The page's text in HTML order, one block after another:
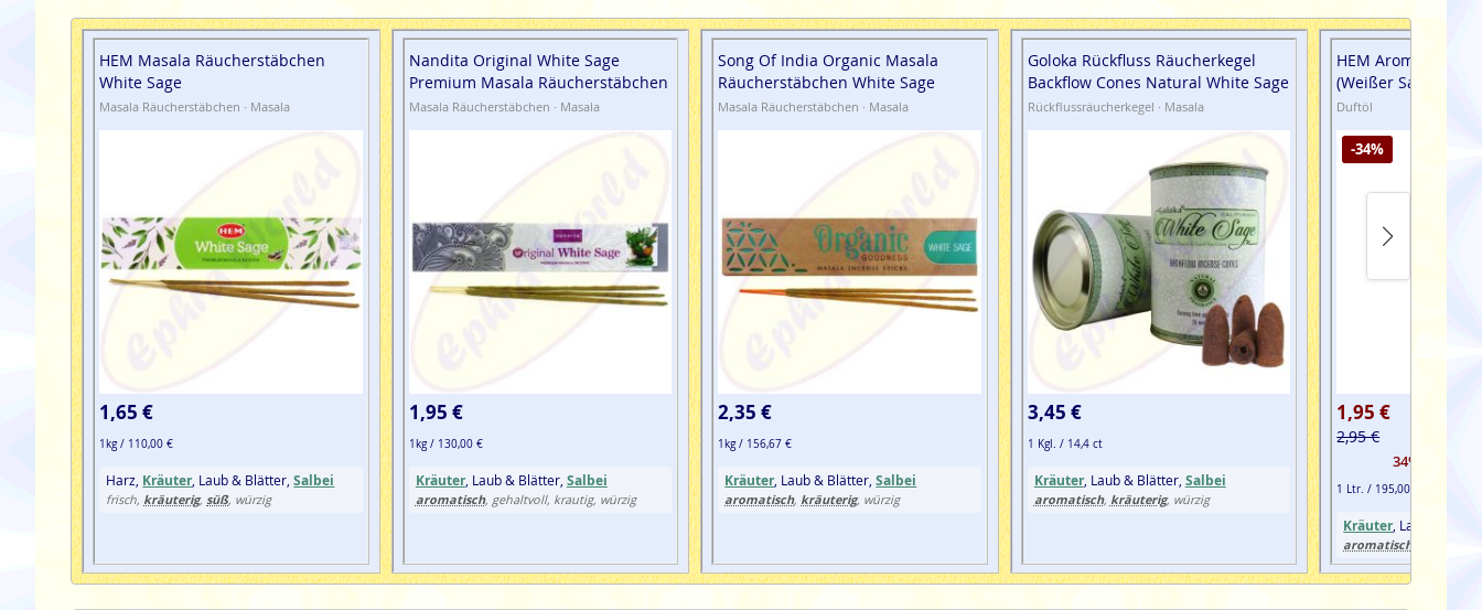
HEM Masala Räucherstäbchen
White Sage
Masala Räucherstäbchen · Masala
1,65 €
1kg / 110,00 €
Harz, Kräuter, Laub & Blätter,Salbei
frisch, kräuterig,süß, würzig
Nandita Original White Sage
Premium Masala Räucherstäbchen
Masala Räucherstäbchen · Masala
1,95 €
1kg / 130,00 €
Kräuter, Laub & Blätter, Salbei
aromatisch, gehaltvoll, krautig, würzig
Song Of India Organic Masala
Räucherstäbchen White Sage
Masala Räucherstäbchen · Masala
2,35 €
1kg / 156,67 €
Kräuter, Laub & Blätter,Salbei
aromatisch, kräuterig, würzig
Goloka Rückfluss Räucherkegel
Backflow Cones Natural White Sage
Rückflussräucherkegel · Masala
3,45 €
1 Kgl. / 14,4 ct
Kräuter, Laub & Blätter, Salbei
aromatisch, kräuterig, würzig
HEM Aroma Oil
(Weißer Salbei)
Duftöl
-34%
1,95 €
2,95 €
34%
1 Ltr. / 195,00 €
Kräuter, Laub &
aromatisch